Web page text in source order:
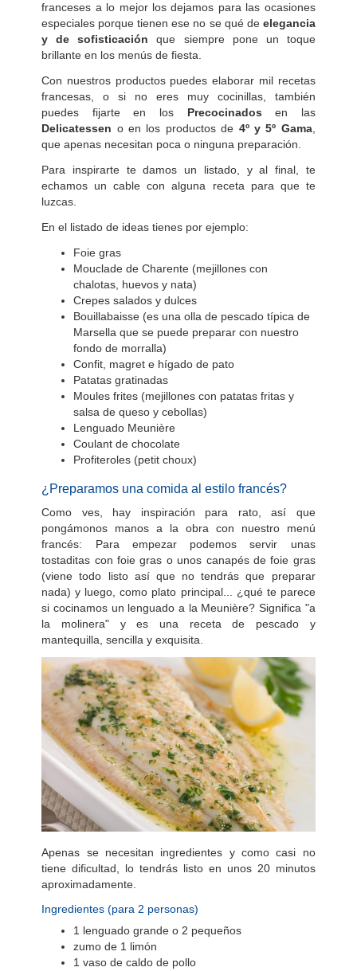
franceses a lo mejor los dejamos para las ocasiones
especiales porque tienen ese no se qué de elegancia
y de sofisticación que siempre pone un toque
brillante en los menús de fiesta.
Con nuestros productos puedes elaborar mil recetas
francesas, o si no eres muy cocinillas, también
puedes fijarte en los Precocinados en las
Delicatessen o en los productos de 4º y 5º Gama,
que apenas necesitan poca o ninguna preparación.
Para inspirarte te damos un listado, y al final, te
echamos un cable con alguna receta para que te
luzcas.
En el listado de ideas tienes por ejemplo:
Foie gras
Mouclade de Charente (mejillones con
chalotas, huevos y nata)
Crepes salados y dulces
Bouillabaisse (es una olla de pescado típica de
Marsella que se puede preparar con nuestro
fondo de morralla)
Confit, magret e hígado de pato
Patatas gratinadas
Moules frites (mejillones con patatas fritas y
salsa de queso y cebollas)
Lenguado Meunière
Coulant de chocolate
Profiteroles (petit choux)
¿Preparamos una comida al estilo francés?
Como ves, hay inspiración para rato, así que
pongámonos manos a la obra con nuestro menú
francés: Para empezar podemos servir unas
tostaditas con foie gras o unos canapés de foie gras
(viene todo listo así que no tendrás que preparar
nada) y luego, como plato principal... ¿qué te parece
si cocinamos un lenguado a la Meunière? Significa "a
la molinera" y es una receta de pescado y
mantequilla, sencilla y exquisita.
Apenas se necesitan ingredientes y como casi no
tiene dificultad, lo tendrás listo en unos 20 minutos
aproximadamente.
Ingredientes (para 2 personas)
1 lenguado grande o 2 pequeños
zumo de 1 limón
1 vaso de caldo de pollo